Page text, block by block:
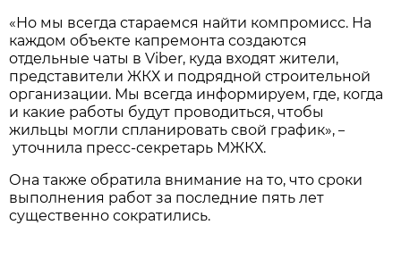
«Но мы всегда стараемся найти компромисс. На
каждом объекте капремонта создаются
отдельные чаты в Viber, куда входят жители,
представители ЖКХ и подрядной строительной
организации. Мы всегда информируем, где, когда
и какие работы будут проводиться, чтобы
жильцы могли спланировать свой график»,–
уточнила пресс-секретарь МЖКХ.
Она также обратила внимание на то, что сроки
выполнения работ за последние пять лет
существенно сократились.